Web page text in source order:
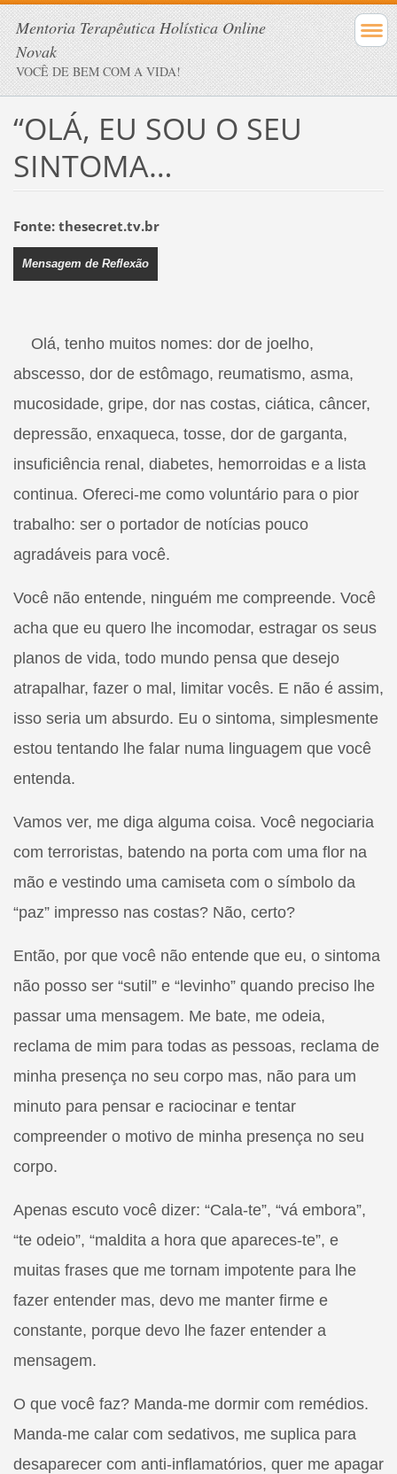
Mentoria Terapêutica Holística Online
Novak
VOCÊ DE BEM COM A VIDA!
“OLÁ, EU SOU O SEU
SINTOMA…
Fonte: thesecret.tv.br
Mensagem de Reflexão
Olá, tenho muitos nomes: dor de joelho,
abscesso, dor de estômago, reumatismo, asma,
mucosidade, gripe, dor nas costas, ciática, câncer,
depressão, enxaqueca, tosse, dor de garganta,
insuficiência renal, diabetes, hemorroidas e a lista
continua. Ofereci-me como voluntário para o pior
trabalho: ser o portador de notícias pouco
agradáveis para você.
Você não entende, ninguém me compreende. Você
acha que eu quero lhe incomodar, estragar os seus
planos de vida, todo mundo pensa que desejo
atrapalhar, fazer o mal, limitar vocês. E não é assim,
isso seria um absurdo. Eu o sintoma, simplesmente
estou tentando lhe falar numa linguagem que você
entenda.
Vamos ver, me diga alguma coisa. Você negociaria
com terroristas, batendo na porta com uma flor na
mão e vestindo uma camiseta com o símbolo da
“paz” impresso nas costas? Não, certo?
Então, por que você não entende que eu, o sintoma
não posso ser “sutil” e “levinho” quando preciso lhe
passar uma mensagem. Me bate, me odeia,
reclama de mim para todas as pessoas, reclama de
minha presença no seu corpo mas, não para um
minuto para pensar e raciocinar e tentar
compreender o motivo de minha presença no seu
corpo.
Apenas escuto você dizer: “Cala-te”, “vá embora”,
“te odeio”, “maldita a hora que apareces-te”, e
muitas frases que me tornam impotente para lhe
fazer entender mas, devo me manter firme e
constante, porque devo lhe fazer entender a
mensagem.
O que você faz? Manda-me dormir com remédios.
Manda-me calar com sedativos, me suplica para
desaparecer com anti-inflamatórios, quer me apagar